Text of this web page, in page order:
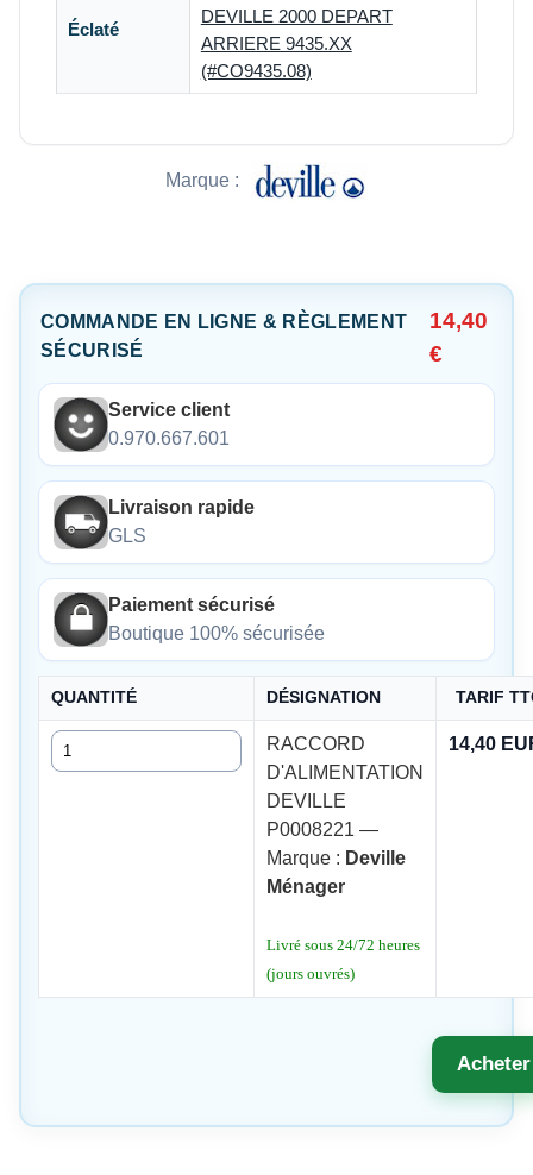
Éclaté
DEVILLE 2000 DEPART
ARRIERE 9435.XX
(#CO9435.08)
Marque :
COMMANDE EN LIGNE & RÈGLEMENT
SÉCURISÉ
14,40
€
Service client
0.970.667.601
Livraison rapide
GLS
Paiement sécurisé
Boutique 100% sécurisée
QUANTITÉ DÉSIGNATION TARIF
Quantité
RACCORD
D'ALIMENTATION
DEVILLE
P0008221 —
Marque : Deville
Ménager
Livré sous 24/72 heures
(jours ouvrés)
14,40
Acheter